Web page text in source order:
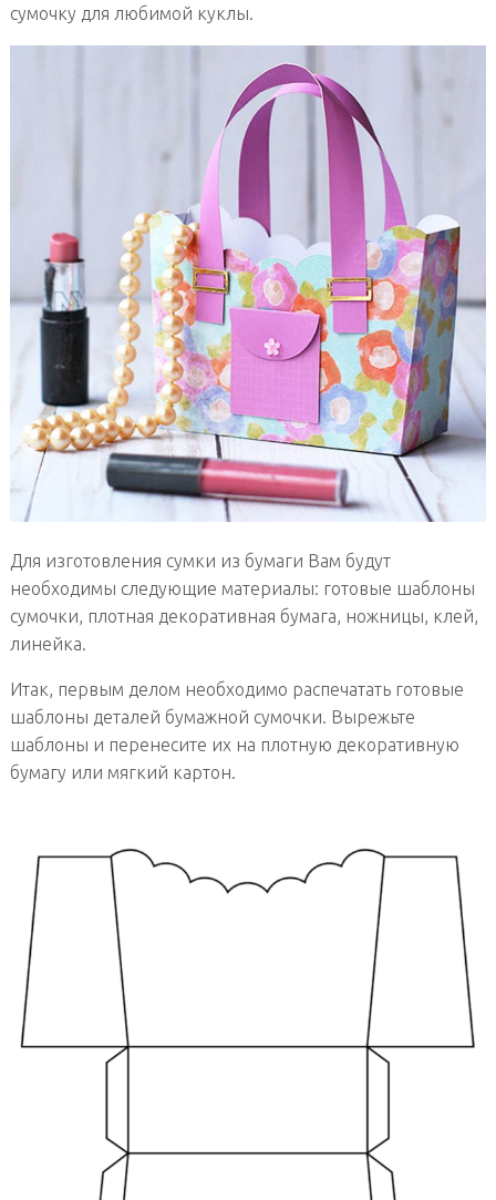
сумочку для любимой куклы.
Для изготовления сумки из бумаги Вам будут
необходимы следующие материалы: готовые шаблоны
сумочки, плотная декоративная бумага, ножницы, клей,
линейка.
Итак, первым делом необходимо распечатать готовые
шаблоны деталей бумажной сумочки. Вырежьте
шаблоны и перенесите их на плотную декоративную
бумагу или мягкий картон.